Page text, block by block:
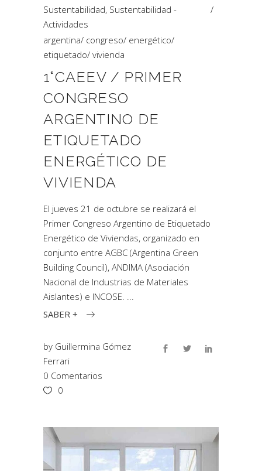
Sustentabilidad, Sustentabilidad -
Actividades
argentina/ congreso/ energético/
etiquetado/ vivienda
1°CAEEV / PRIMER
CONGRESO
ARGENTINO DE
ETIQUETADO
ENERGÉTICO DE
VIVIENDA
El jueves 21 de octubre se realizará el
Primer Congreso Argentino de Etiquetado
Energético de Viviendas, organizado en
conjunto entre AGBC (Argentina Green
Building Council), ANDIMA (Asociación
Nacional de Industrias de Materiales
Aislantes) e INCOSE.
SABER +
by Guillermina Gómez
Ferrari
0 Comentarios
0